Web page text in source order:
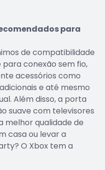
para
de compatibilidade
conexão sem fio,
acessórios como
e até mesmo
Além disso, a porta
suave com televisores
melhor qualidade de
casa ou levar a
O Xbox tem a